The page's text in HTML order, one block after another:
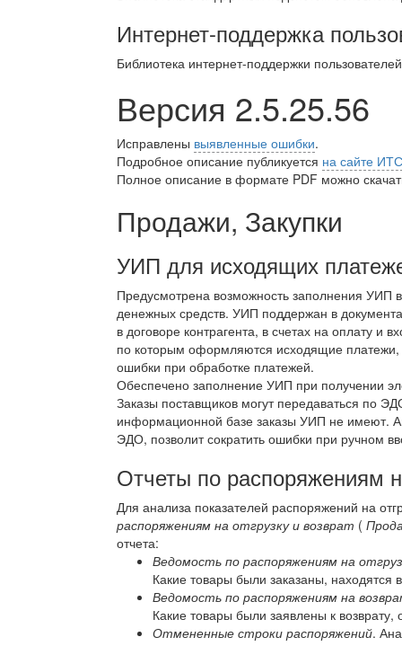
Интернет-поддержка
Библиотека интернет-поддержки
Версия 2.5.25.56
Исправлены выявленные ошибки.
Подробное описание публикуется на сайте ИТС
Полное описание в формате PDF можно
Продажи, Закупки
УИП для исходящих
Предусмотрена возможность заполнения
денежных средств. УИП поддержан в
в договоре контрагента, в счетах на оплату
по которым оформляются исходящие платежи,
ошибки при обработке платежей.
Обеспечено заполнение УИП при получении
Заказы поставщиков могут передаваться по
информационной базе заказы УИП не имеют.
ЭДО, позволит сократить ошибки при ручном
Отчеты по распоряжениям
Для анализа показателей распоряжений на
распоряжениям на отгрузку и возврат (
отчета:
Ведомость по распоряжениям на
Какие товары были заказаны, находятся
Ведомость по распоряжениям на
Какие товары были заявлены к
Отмененные строки распоряжений.